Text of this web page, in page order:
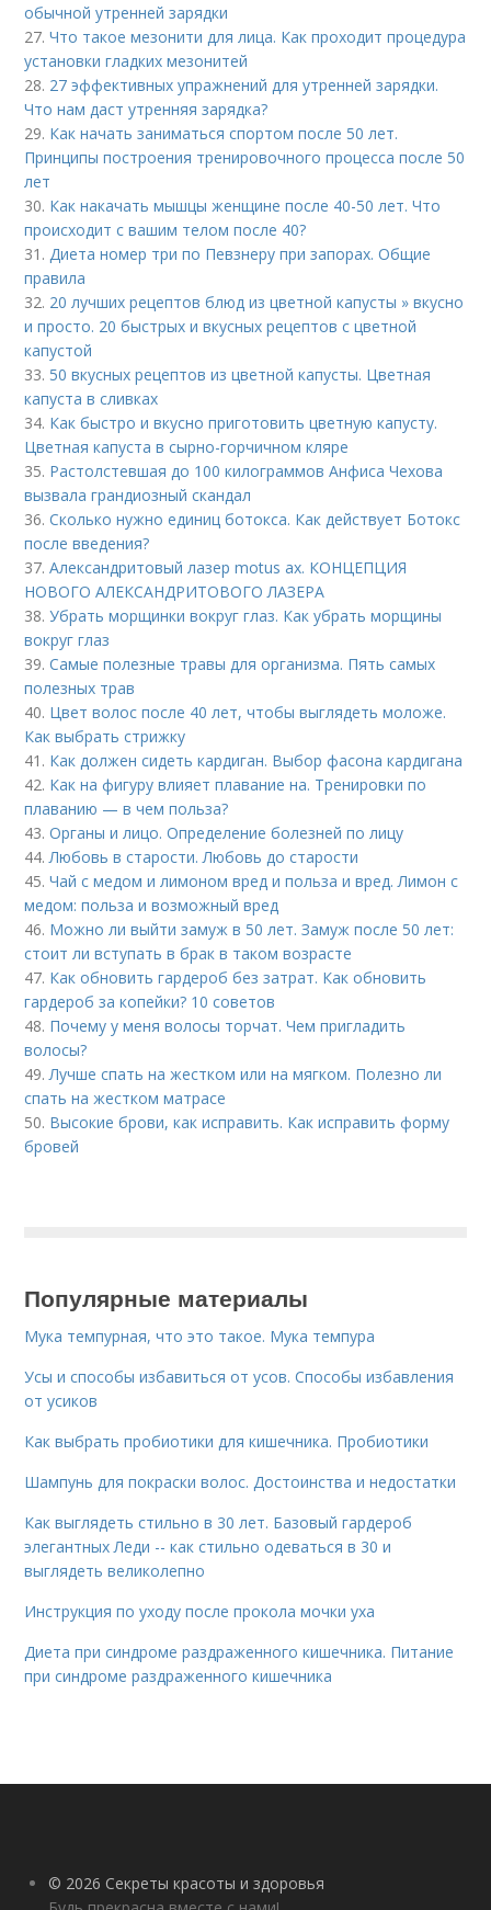
обычной утренней зарядки
27.Что такое мезонити для лица. Как проходит процедура
установки гладких мезонитей
28. 27 эффективных упражнений для утренней зарядки.
Что нам даст утренняя зарядка?
29. Как начать заниматься спортом после 50 лет.
Принципы построения тренировочного процесса после 50
лет
30. Как накачать мышцы женщине после 40-50 лет. Что
происходит с вашим телом после 40?
31. Диета номер три по Певзнеру при запорах. Общие
правила
32. 20 лучших рецептов блюд из цветной капусты » вкусно
и просто. 20 быстрых и вкусных рецептов с цветной
капустой
33. 50 вкусных рецептов из цветной капусты. Цветная
капуста в сливках
34. Как быстро и вкусно приготовить цветную капусту.
Цветная капуста в сырно-горчичном кляре
35. Растолстевшая до 100 килограммов Анфиса Чехова
вызвала грандиозный скандал
36.Сколько нужно единиц ботокса. Как действует Ботокс
после введения?
37.Александритовый лазер motus ax. КОНЦЕПЦИЯ
НОВОГО АЛЕКСАНДРИТОВОГО ЛАЗЕРА
38.Убрать морщинки вокруг глаз. Как убрать морщины
вокруг глаз
39.Самые полезные травы для организма. Пять самых
полезных трав
40. Цвет волос после 40 лет, чтобы выглядеть моложе.
Как выбрать стрижку
41. Как должен сидеть кардиган. Выбор фасона кардигана
42. Как на фигуру влияет плавание на. Тренировки по
плаванию — в чем польза?
43.Органы и лицо. Определение болезней по лицу
44. Любовь в старости. Любовь до старости
45.Чай с медом и лимоном вред и польза и вред. Лимон с
медом: польза и возможный вред
46. Можно ли выйти замуж в 50 лет. Замуж после 50 лет:
стоит ли вступать в брак в таком возрасте
47. Как обновить гардероб без затрат. Как обновить
гардероб за копейки? 10 советов
48. Почему у меня волосы торчат. Чем пригладить
волосы?
49. Лучше спать на жестком или на мягком. Полезно ли
спать на жестком матрасе
50. Высокие брови, как исправить. Как исправить форму
бровей
Популярные материалы
Мука темпурная, что это такое. Мука темпура
Усы и способы избавиться от усов. Способы избавления
от усиков
Как выбрать пробиотики для кишечника. Пробиотики
Шампунь для покраски волос. Достоинства и недостатки
Как выглядеть стильно в 30 лет. Базовый гардероб
элегантных Леди -- как стильно одеваться в 30 и
выглядеть великолепно
Инструкция по уходу после прокола мочки уха
Диета при синдроме раздраженного кишечника. Питание
при синдроме раздраженного кишечника
© 2026 Секреты красоты и здоровья